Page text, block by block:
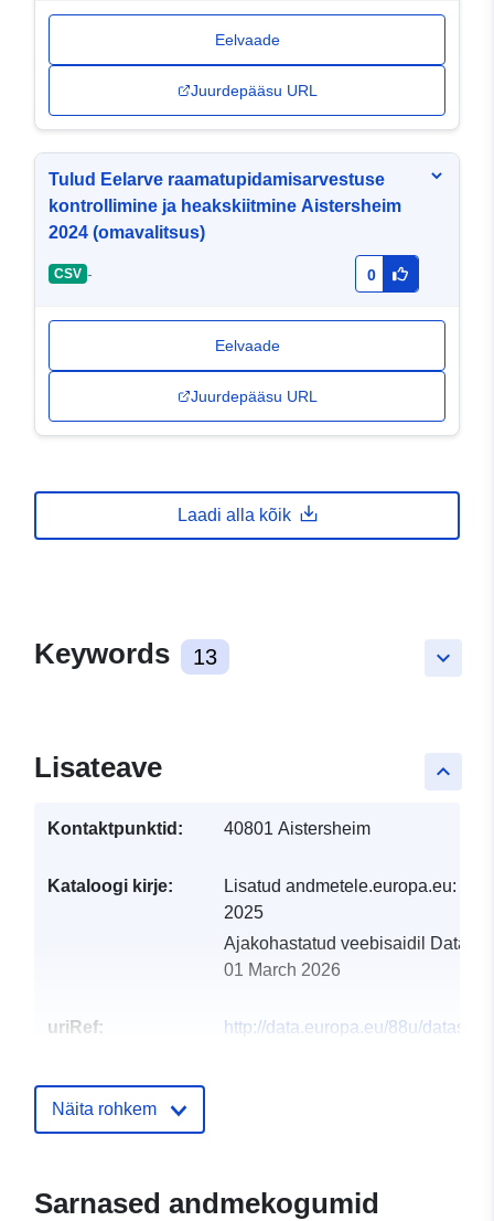
Eelvaade
Juurdepääsu URL
Tulud Eelarve raamatupidamisarvestuse
kontrollimine ja heakskiitmine Aistersheim
2024 (omavalitsus)
CSV - 0
Eelvaade
Juurdepääsu URL
Laadi alla kõik
keyboard_arrow_down
Keywords 13
keyboard_arrow_up
Lisateave
Kontaktpunktid: 40801 Aistersheim
Kataloogi kirje: Lisatud andmetele.europa.eu:
2025
Ajakohastatud veebisaidil
01 March 2026
uriRef:
http://data.europa.eu/88u/
Näita rohkem
Sarnased andmekogumid